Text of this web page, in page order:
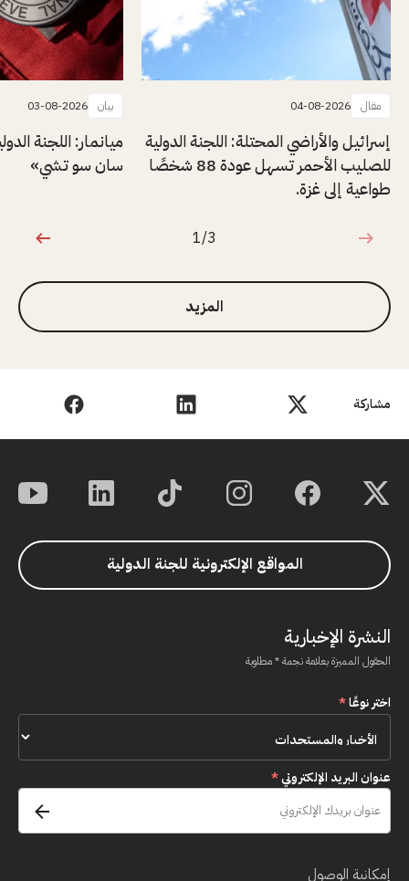
مشاركة
مقال 04-08-2026
إسرائيل والأراضي المحتلة: اللجنة الدولية
للصليب الأحمر تسهل عودة 88 شخصًا
طواعية إلى غزة.
بيان 03-08-2026
ميانمار: اللجنة
سان سو تشي»
1 من 3
1/3
المزيد
المواقع الإلكترونية للجنة الدولية
النشرة الإخبارية
الحقول المميزة بعلامة نجمة * مطلوبة
اختر نوعًا*
عنوان البريد الإلكتروني*
إمكانية الوصول